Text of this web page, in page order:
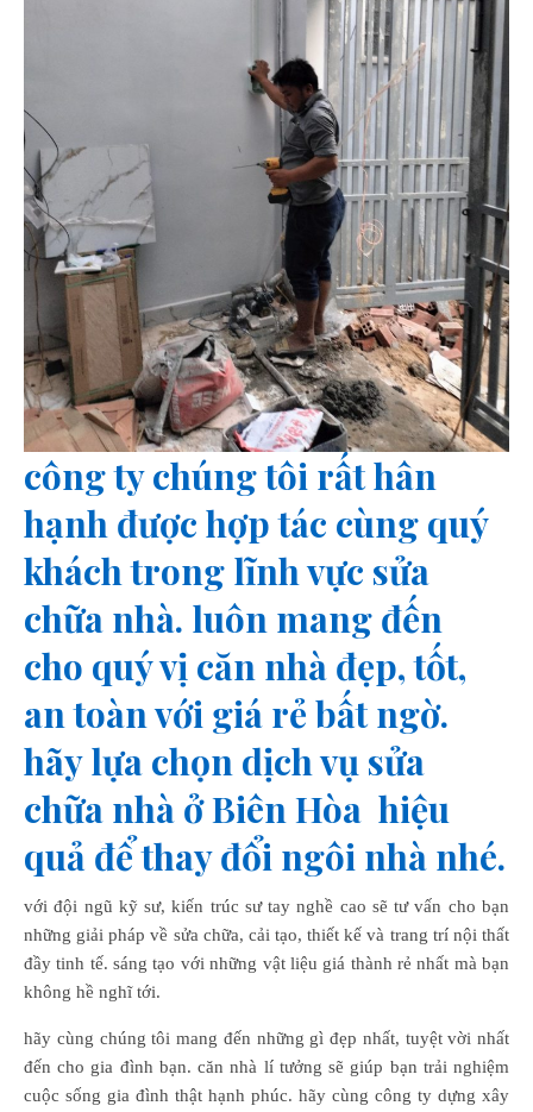
công ty chúng tôi rất hân
hạnh được hợp tác cùng quý
khách trong lĩnh vực sửa
chữa nhà. luôn mang đến
cho quý vị căn nhà đẹp, tốt,
an toàn với giá rẻ bất ngờ.
hãy lựa chọn dịch vụ sửa
chữa nhà ở Biên Hòa hiệu
quả để thay đổi ngôi nhà nhé.
với đội ngũ kỹ sư, kiến trúc sư tay nghề cao sẽ tư vấn cho bạn
những giải pháp về sửa chữa, cải tạo, thiết kế và trang trí nội thất
đầy tinh tế. sáng tạo với những vật liệu giá thành rẻ nhất mà bạn
không hề nghĩ tới.
hãy cùng chúng tôi mang đến những gì đẹp nhất, tuyệt vời nhất
đến cho gia đình bạn. căn nhà lí tưởng sẽ giúp bạn trải nghiệm
cuộc sống gia đình thật hạnh phúc. hãy cùng công ty dựng xây